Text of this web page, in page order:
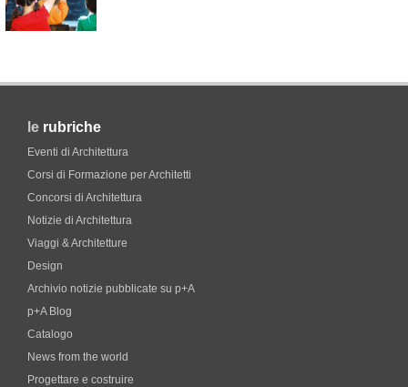
le rubriche
Eventi di Architettura
Corsi di Formazione per Architetti
Concorsi di Architettura
Notizie di Architettura
Viaggi & Architetture
Design
Archivio notizie pubblicate su p+A
p+A Blog
Catalogo
News from the world
Progettare e costruire